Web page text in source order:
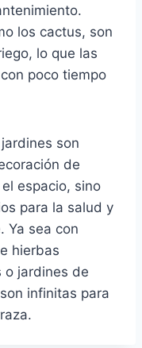
los cactus, son
lo que las
poco tiempo
son
de
espacio, sino
para la salud y
Ya sea con
hierbas
o jardines de
infinitas para